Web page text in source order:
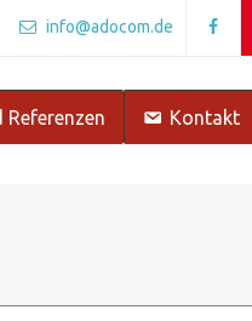
info@adocom.de
Referenzen Kontakt